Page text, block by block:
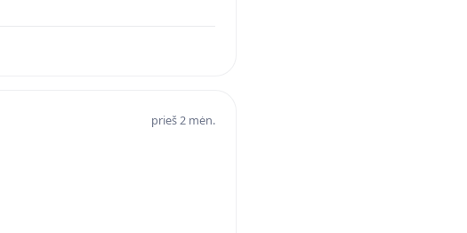
prieš 2 mėn.